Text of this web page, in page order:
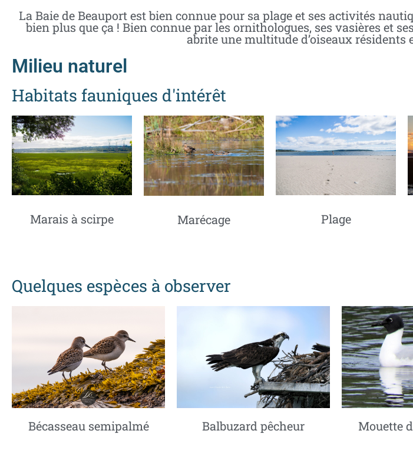
La Baie de Beauport est bien connue pour sa plage et ses activités
bien plus que ça ! Bien connue par les ornithologues, ses vasières et
abrite une multitude d’oiseaux résidents
Milieu naturel
Habitats fauniques d'intérêt
Marais à scirpe Marécage Plage
Quelques espèces à observer
Bécasseau semipalmé Balbuzard pêcheur Mouette